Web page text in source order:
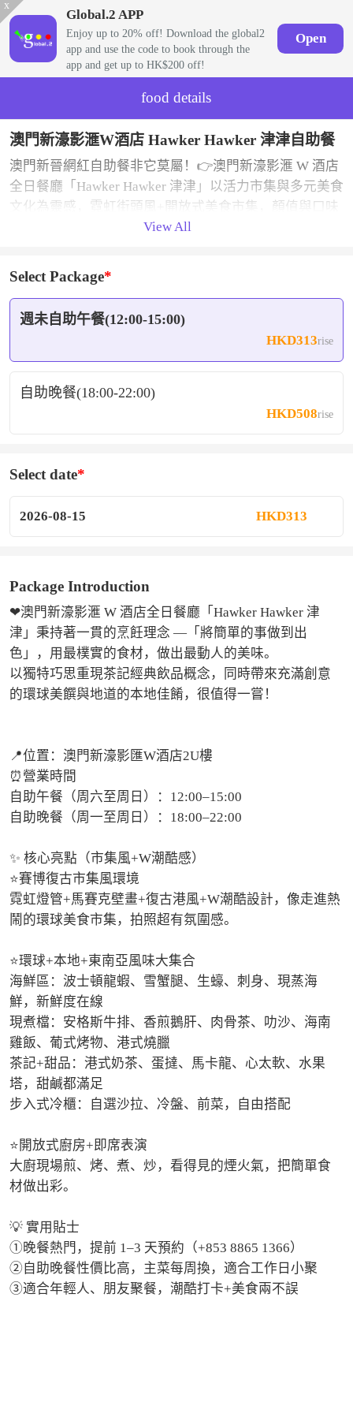
x
Global.2 APP
Enjoy up to 20% off! Download the global2
app and use the code to book through the
app and get up to HK$200 off!
Open
food details
澳門新濠影滙W酒店 Hawker Hawker 津津自助餐
澳門新晉網紅自助餐非它莫屬！👉澳門新濠影滙 W 酒店
全日餐廳「Hawker Hawker 津津」以活力市集與多元美食
文化為靈感，霓虹街頭風+開放式美食市集，顏值與口味
雙在線，拍照聚餐兩不誤😎
View All
Select Package
週未自助午餐(12:00-15:00)
HKD313rise
自助晚餐(18:00-22:00)
HKD508rise
Select date
2026-08-15 HKD313
Package Introduction
❤澳門新濠影滙 W 酒店全日餐廳「Hawker Hawker 津
津」秉持著一貫的烹飪理念 —「將簡單的事做到出
色」，用最樸實的食材，做出最動人的美味。
以獨特巧思重現茶記經典飲品概念，同時帶來充滿創意
的環球美饌與地道的本地佳餚，很值得一嘗！
📍位置：澳門新濠影匯W酒店2U樓
⏰營業時間
自助午餐（周六至周日）：12:00–15:00
自助晚餐（周一至周日）：18:00–22:00
✨ 核心亮點（市集風+W潮酷感）
⭐️賽博復古市集風環境
霓虹燈管+馬賽克壁畫+復古港風+W潮酷設計，像走進熱
鬧的環球美食市集，拍照超有氛圍感。
⭐️環球+本地+東南亞風味大集合
海鮮區：波士頓龍蝦、雪蟹腿、生蠔、刺身、現蒸海
鮮，新鮮度在線
現煮檔：安格斯牛排、香煎鵝肝、肉骨茶、叻沙、海南
雞飯、葡式烤物、港式燒臘
茶記+甜品：港式奶茶、蛋撻、馬卡龍、心太軟、水果
塔，甜鹹都滿足
步入式冷櫃：自選沙拉、冷盤、前菜，自由搭配
⭐️開放式廚房+即席表演
大廚現場煎、烤、煮、炒，看得見的煙火氣，把簡單食
材做出彩。
💡 實用貼士
①晚餐熱門，提前 1–3 天預約（+853 8865 1366）
②自助晚餐性價比高，主菜每周換，適合工作日小聚
③適合年輕人、朋友聚餐，潮酷打卡+美食兩不誤